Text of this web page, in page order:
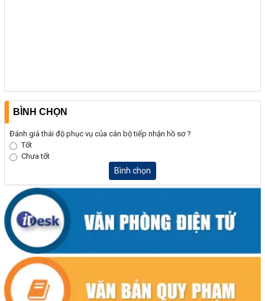
BÌNH CHỌN
Đánh giá thái độ phục vụ của cán bộ tiếp nhận hồ sơ ?
Tốt
Chưa tốt
Bình chọn